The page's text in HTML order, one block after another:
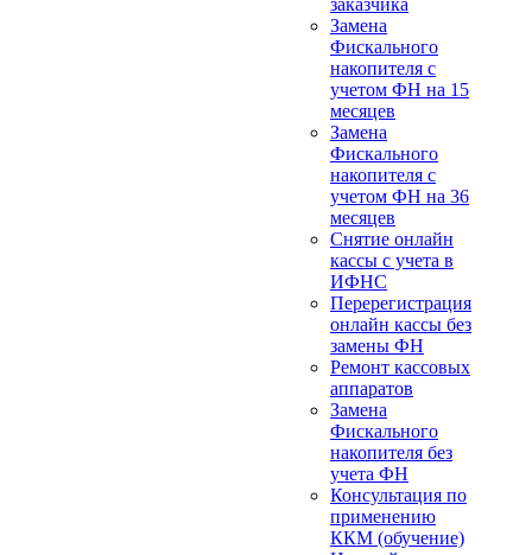
заказчика
Замена
Фискального
накопителя с
учетом ФН на 15
месяцев
Замена
Фискального
накопителя с
учетом ФН на 36
месяцев
Снятие онлайн
кассы с учета в
ИФНС
Перерегистрация
онлайн кассы без
замены ФН
Ремонт кассовых
аппаратов
Замена
Фискального
накопителя без
учета ФН
Консультация по
применению
ККМ (обучение)